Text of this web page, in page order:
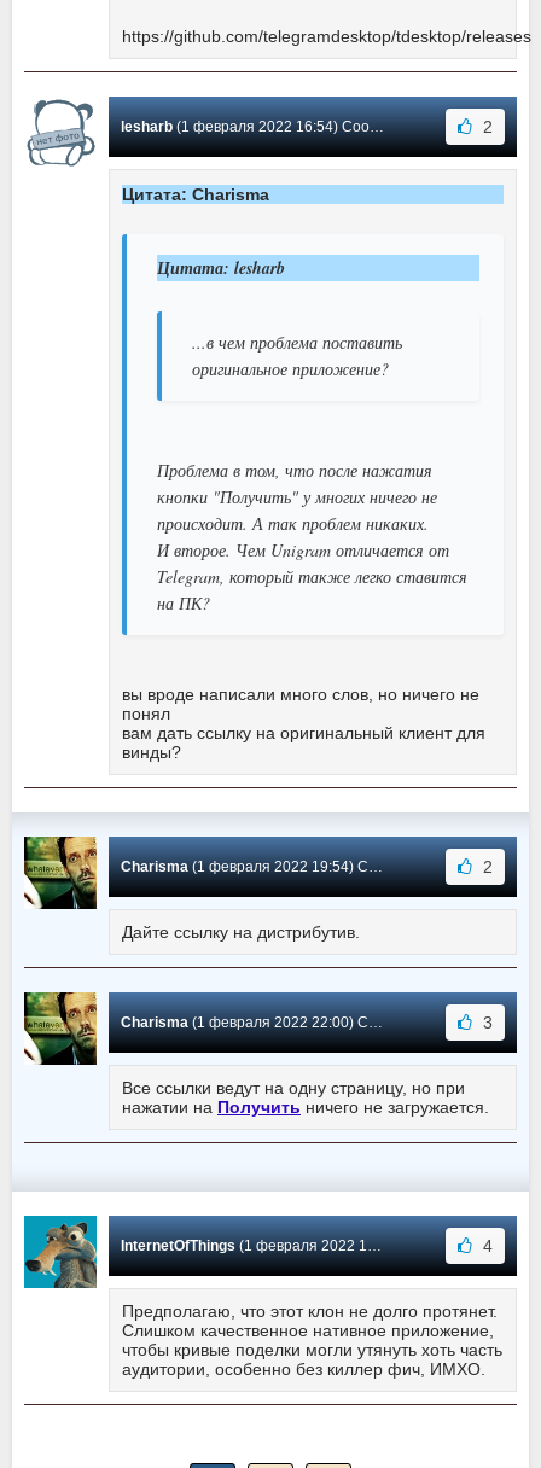
https://github.com/telegramdesktop/tdesktop/releases
lesharb(1 февраля 2022 16:54) Сообщение #3 2
Цитата: Charisma
Цитата: lesharb
...в чем проблема поставить
оригинальное приложение?
Проблема в том, что после нажатия
кнопки "Получить" у многих ничего не
происходит. А так проблем никаких.
И второе. Чем Unigram отличается от
Telegram, который также легко ставится
на ПК?
вы вроде написали много слов, но ничего не
понял
вам дать ссылку на оригинальный клиент для
винды?
Charisma(1 февраля 2022 19:54) Сообщение #2 2
Дайте ссылку на дистрибутив.
Charisma(1 февраля 2022 22:00) Сообщение #1 3
Все ссылки ведут на одну страницу, но при
нажатии на Получить ничего не загружается.
InternetOfThings(1 февраля 2022 15:08) Сообщение #0 4
Предполагаю, что этот клон не долго протянет.
Слишком качественное нативное приложение,
чтобы кривые поделки могли утянуть хоть часть
аудитории, особенно без киллер фич, ИМХО.